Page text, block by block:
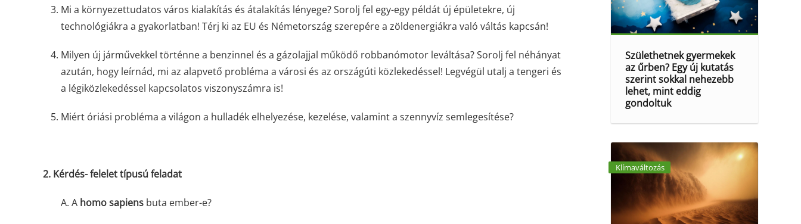
Mi a környezettudatos város kialakítás és átalakítás lényege? Sorolj fel egy-egy példát új épületekre, új
technológiákra a gyakorlatban! Térj ki az EU és Németország szerepére a zöldenergiákra való váltás kapcsán!
Milyen új járművekkel történne a benzinnel és a gázolajjal működő robbanómotor leváltása? Sorolj fel néhányat
azután, hogy leírnád, mi az alapvető probléma a városi és az országúti közlekedéssel! Legvégül utalj a tengeri és
a légiközlekedéssel kapcsolatos viszonyszámra is!
Miért óriási probléma a világon a hulladék elhelyezése, kezelése, valamint a szennyvíz semlegesítése?
2. Kérdés- felelet típusú feladat
A. A homo sapiens buta ember-e?
Születhetnek gyermekek
az űrben? Egy új kutatás
szerint sokkal nehezebb
lehet, mint eddig
gondoltuk
Klímaváltozás